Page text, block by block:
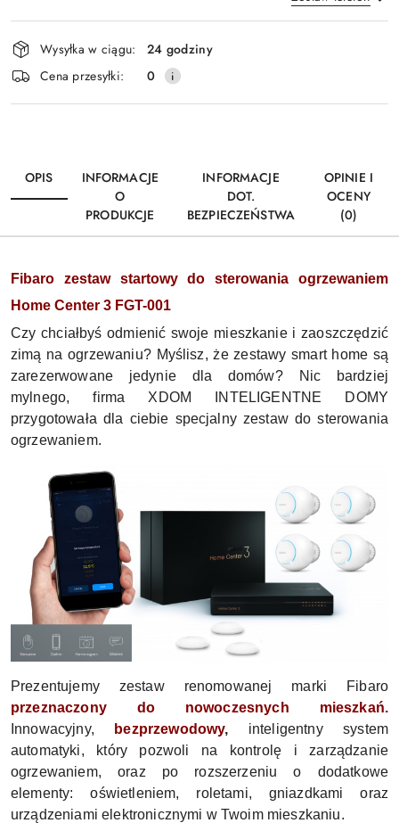
Wyślij
Dostępność
i
dostawa
Wysyłka w ciągu:
24 godziny
Cena przesyłki:
0
OPIS
INFORMACJE
O
PRODUKCJE
INFORMACJE
DOT.
BEZPIECZEŃSTWA
OPINIE I
OCENY
(0)
Fibaro zestaw startowy do sterowania ogrzewaniem
Home Center 3 FGT-001
Czy chciałbyś odmienić swoje mieszkanie i zaoszczędzić
zimą na ogrzewaniu? Myślisz, że zestawy smart home są
zarezerwowane jedynie dla domów? Nic bardziej
mylnego, firma XDOM INTELIGENTNE DOMY
przygotowała dla ciebie specjalny zestaw do sterowania
ogrzewaniem.
Prezentujemy zestaw renomowanej marki Fibaro
przeznaczony do nowoczesnych mieszkań.
Innowacyjny,
bezprzewodowy, inteligentny system
automatyki, który pozwoli na kontrolę i zarządzanie
ogrzewaniem, oraz po rozszerzeniu o dodatkowe
elementy: oświetleniem, roletami, gniazdkami oraz
urządzeniami elektronicznymi w Twoim mieszkaniu.